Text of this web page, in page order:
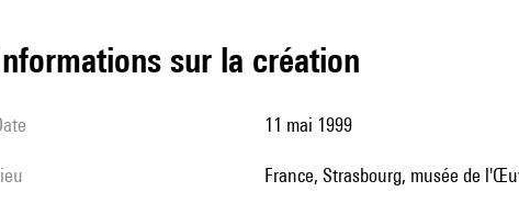
informations sur la création
date 11 mai 1999
lieu France, Strasbourg, musée de